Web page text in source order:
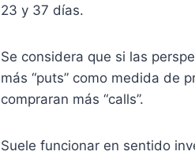
23 y 37 días.
Se considera que si las
más “puts” como medida de
compraran más “calls”.
Suele funcionar en sentido